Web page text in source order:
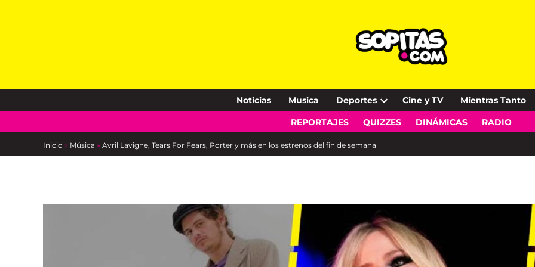
Noticias Musica Deportes
Open
dropdown
Cine y TV Mientras Tanto
REPORTAJES QUIZZES DINÁMICAS RADIO
Inicio » Música » Avril Lavigne, Tears For Fears, Porter y más en los estrenos del fin de semana